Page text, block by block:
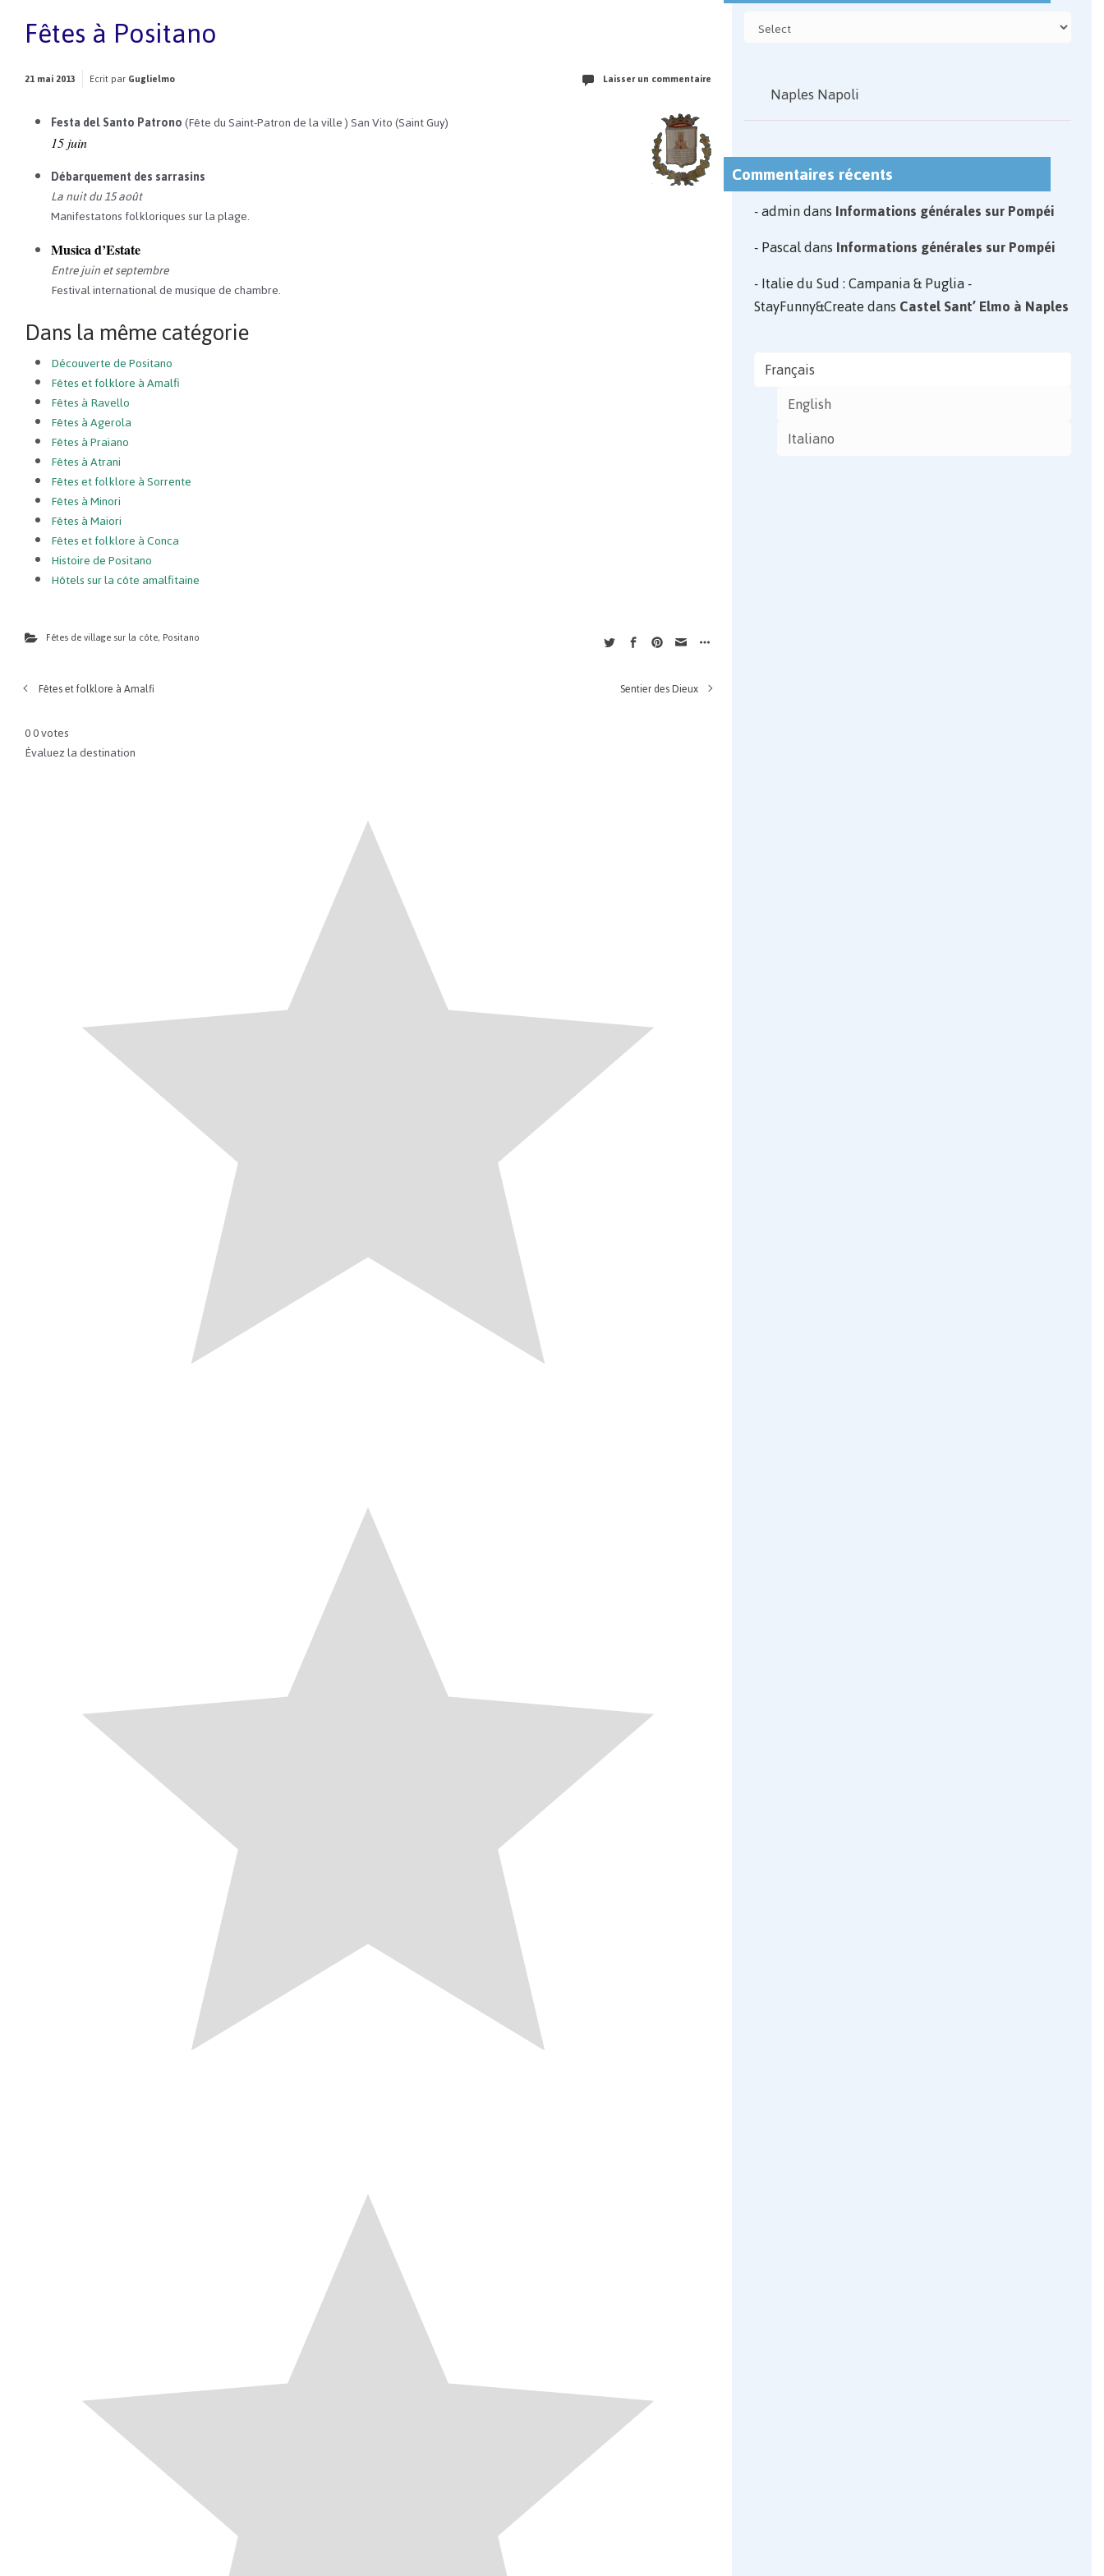
Fêtes à Positano
21 mai 2013 Ecrit parGuglielmo Laisser un commentaire
Festa del Santo Patrono(Fête du Saint-Patron de la ville ) San Vito (Saint Guy)
15 juin
Débarquement des sarrasins
La nuit du 15 août
Manifestatons folkloriques sur la plage.
Musica d’Estate
Entre juin et septembre
Festival international de musique de chambre.
Dans la même catégorie
Découverte de Positano
Fêtes et folklore à Amalfi
Fêtes à Ravello
Fêtes à Agerola
Fêtes à Praiano
Fêtes à Atrani
Fêtes et folklore à Sorrente
Fêtes à Minori
Fêtes à Maiori
Fêtes et folklore à Conca
Histoire de Positano
Hôtels sur la côte amalfitaine
Fêtes de village sur la côte, Positano
Fêtes et folklore à Amalfi Sentier des Dieux
00votes
Évaluez la destination
Naples Napoli
Commentaires récents
admindansInformations générales sur Pompéi
PascaldansInformations générales sur Pompéi
Italie du Sud : Campania & Puglia -
StayFunny&CreatedansCastel Sant’ Elmo à Naples
Français
English
Italiano